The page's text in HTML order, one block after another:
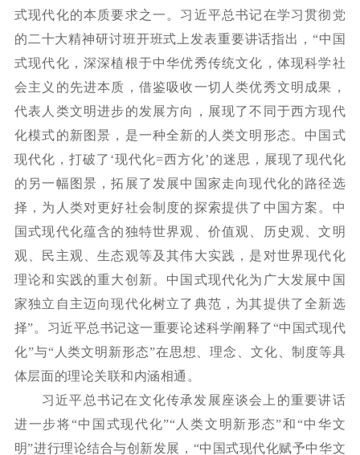
式现代化的本质要求之一。习近平总书记在学习贯彻党
的二十大精神研讨班开班式上发表重要讲话指出， “中国
式现代化，深深植根于中华优秀传统文化，体现科学社
会主义的先进本质，借鉴吸收一切人类优秀文明成果，
代表人类文明进步的发展方向，展现了不同于西方现代
化模式的新图景，是一种全新的人类文明形态。中国式
现代化，打破了‘现代化=西方化’的迷思，展现了现代化
的另一幅图景，拓展了发展中国家走向现代化的路径选
择，为人类对更好社会制度的探索提供了中国方案。中
国式现代化蕴含的独特世界观、价值观、历史观、文明
观、民主观、生态观等及其伟大实践，是对世界现代化
理论和实践的重大创新。中国式现代化为广大发展中国
家独立自主迈向现代化树立了典范，为其提供了全新选
择”。习近平总书记这一重要论述科学阐释了“中国式现代
化”与“人类文明新形态”在思想、理念、文化、制度等具
体层面的理论关联和内涵相通。
习近平总书记在文化传承发展座谈会上的重要讲话
进一步将“中国式现代化”“人类文明新形态”和“中华文
明”进行理论结合与创新发展，“中国式现代化赋予中华文